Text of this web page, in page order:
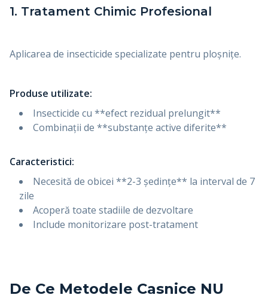
1. Tratament Chimic Profesional
Aplicarea de insecticide specializate pentru ploșnițe.
Produse utilizate:
Insecticide cu **efect rezidual prelungit**
Combinații de **substanțe active diferite**
Caracteristici:
Necesită de obicei **2-3 ședințe** la interval de 7
zile
Acoperă toate stadiile de dezvoltare
Include monitorizare post-tratament
De Ce Metodele Casnice NU